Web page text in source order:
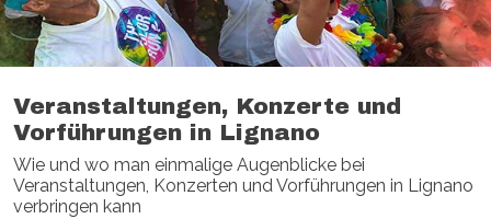
Veranstaltungen, Konzerte und
Vorführungen in Lignano
Wie und wo man einmalige Augenblicke bei
Veranstaltungen, Konzerten und Vorführungen in Lignano
verbringen kann